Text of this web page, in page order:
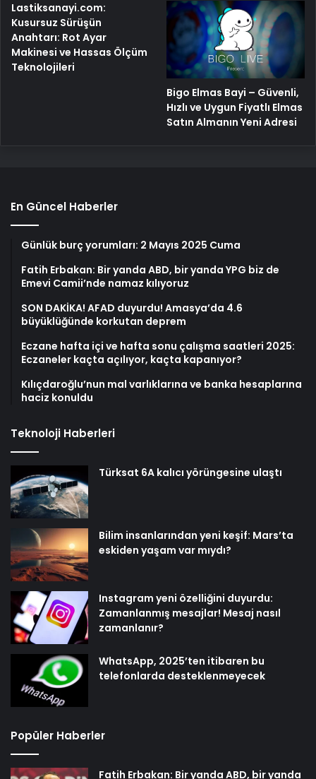
Lastiksanayi.com:
Kusursuz Sürüşün
Anahtarı: Rot Ayar
Makinesi ve Hassas Ölçüm
Teknolojileri
Bigo Elmas Bayi – Güvenli,
Hızlı ve Uygun Fiyatlı Elmas
Satın Almanın Yeni Adresi
En Güncel Haberler
Günlük burç yorumları: 2 Mayıs 2025 Cuma
Fatih Erbakan: Bir yanda ABD, bir yanda YPG biz de
Emevi Camii’nde namaz kılıyoruz
SON DAKİKA! AFAD duyurdu! Amasya’da 4.6
büyüklüğünde korkutan deprem
Eczane hafta içi ve hafta sonu çalışma saatleri 2025:
Eczaneler kaçta açılıyor, kaçta kapanıyor?
Kılıçdaroğlu’nun mal varlıklarına ve banka hesaplarına
haciz konuldu
Teknoloji Haberleri
Türksat 6A kalıcı yörüngesine ulaştı
Bilim insanlarından yeni keşif: Mars’ta
eskiden yaşam var mıydı?
Instagram yeni özelliğini duyurdu:
Zamanlanmış mesajlar! Mesaj nasıl
zamanlanır?
WhatsApp, 2025’ten itibaren bu
telefonlarda desteklenmeyecek
Popüler Haberler
Fatih Erbakan: Bir yanda ABD, bir yanda